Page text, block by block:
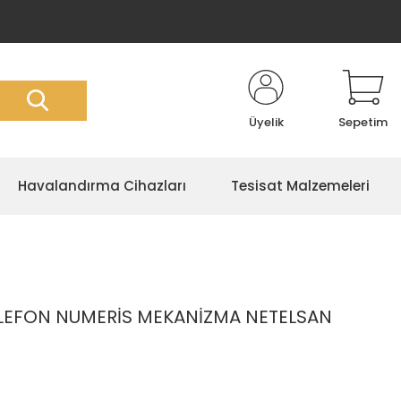
Üyelik Sepetim
Havalandırma Cihazları Tesisat Malzemeleri
NUMERİS MEKANİZMA NETELSAN